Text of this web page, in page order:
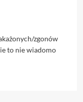
zgonów
to nie wiadomo